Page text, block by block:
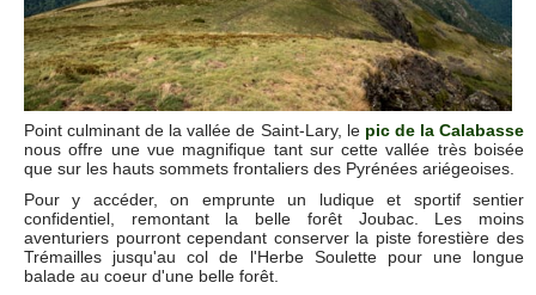
Point culminant de la vallée de Saint-Lary, le pic de la Calabasse
nous offre une vue magnifique tant sur cette vallée très boisée
que sur les hauts sommets frontaliers des Pyrénées ariégeoises.
Pour y accéder, on emprunte un ludique et sportif sentier
confidentiel, remontant la belle forêt Joubac. Les moins
aventuriers pourront cependant conserver la piste forestière des
Trémailles jusqu'au col de l'Herbe Soulette pour une longue
balade au coeur d'une belle forêt.